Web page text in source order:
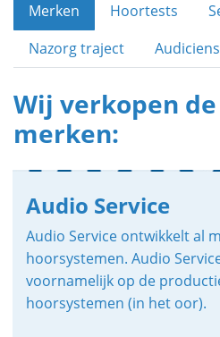
Merken Hoortests
Nazorg traject
Wij verkopen
merken:
Audio Service
Audio Service ontwikkelt al
hoorsystemen. Audio
voornamelijk op de
hoorsystemen (in het oor).